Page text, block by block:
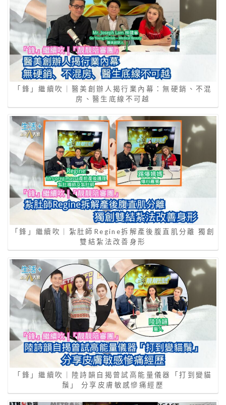
「鋒」繼續吹｜醫美創辦人揭行業內幕：無硬銷、不混
房、醫生底線不可越
「鋒」繼續吹｜紮肚師Regine拆解產後腹直肌分離 獨創
雙結紮法改善身形
「鋒」繼續吹｜陸詩韻自揭曾試高能量儀器「打到變貓
鬚」 分享皮膚敏感慘痛經歷